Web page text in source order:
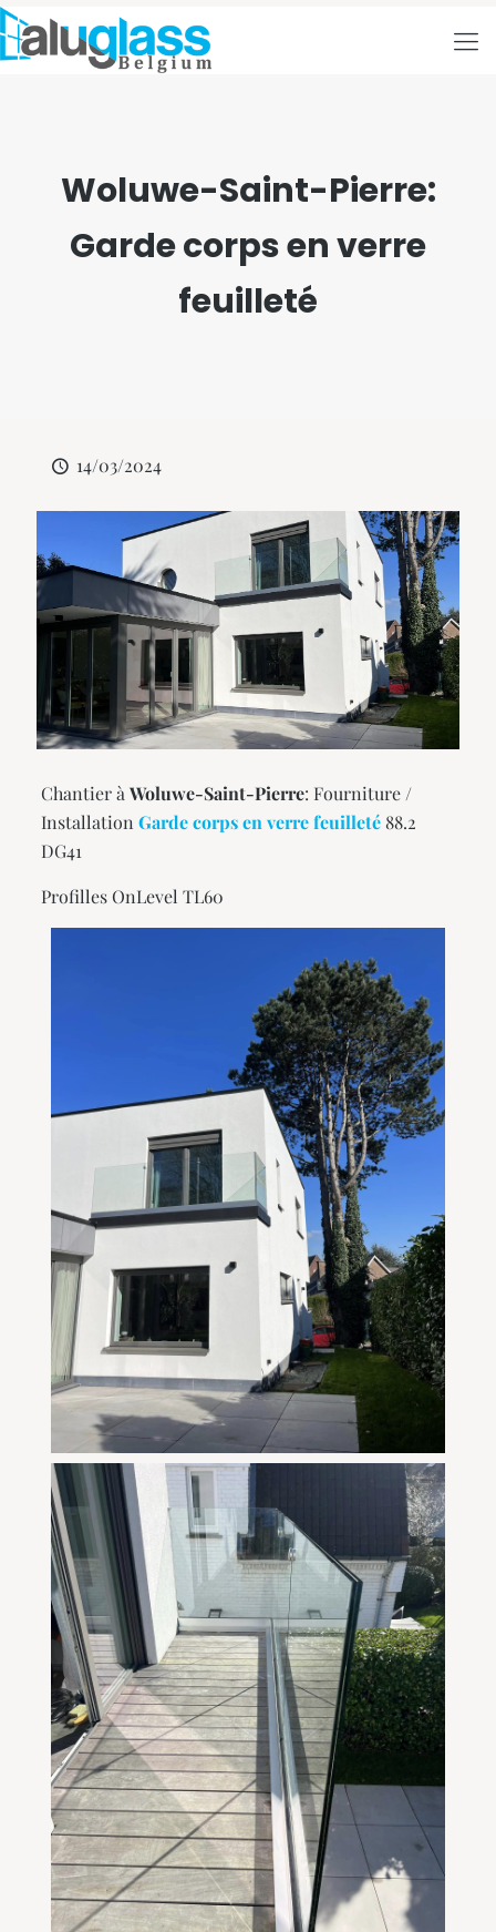
Woluwe-Saint-Pierre:
Garde corps en verre
feuilleté
14/03/2024
Chantier à Woluwe-Saint-Pierre: Fourniture /
Installation Garde corps en verre feuilleté88.2
DG41
Profilles OnLevel TL60